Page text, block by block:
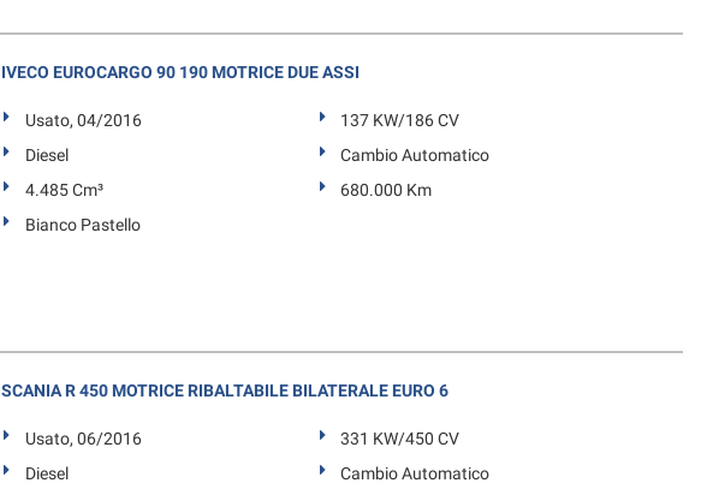
IVECO EUROCARGO 90 190 MOTRICE DUE ASSI
Usato, 04/2016
137 KW/186 CV
Diesel
Cambio Automatico
4.485 Cm³
680.000 Km
Bianco Pastello
SCANIA R 450 MOTRICE RIBALTABILE BILATERALE EURO 6
Usato, 06/2016
331 KW/450 CV
Diesel
Cambio Automatico